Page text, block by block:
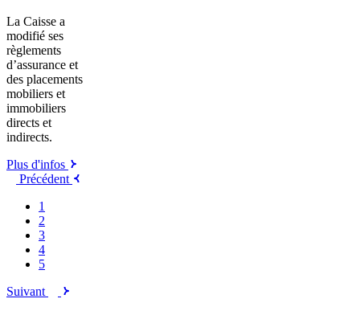
La Caisse a
modifié ses
règlements
d’assurance et
des placements
mobiliers et
immobiliers
directs et
indirects.
Plus d'infos
page
Précédent Page
Page
1
Page
2
Page
3
Page
courante
4
Page
5
Suivant
Page